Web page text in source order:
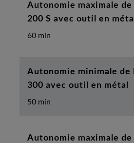
Autonomie maximale
200 S avec outil en métal
60 min
Autonomie minimale de
300 avec outil en métal
50 min
Autonomie maximale